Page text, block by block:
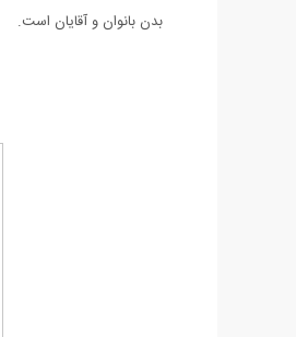
بدن بانوان و آقایان است.